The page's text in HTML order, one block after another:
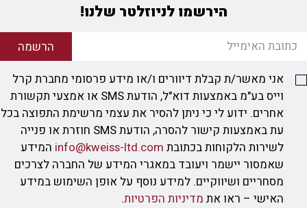
הירשמו לניוזלטר שלנו!
הרשמה
אני מאשר/ת קבלת דיוורים ו/או מידע פרסומי מחברת קרל
וייס בע"מ באמצעות דוא"ל, הודעת SMS או אמצעי תקשורת
אחרים. ידוע לי כי ניתן להסיר את עצמי מרשימת התפוצה בכל
עת באמצעות קישור להסרה, הודעת SMS חוזרת או פנייה
לשירות הלקוחות בכתובת info@kweiss-ltd.com המידע
שאמסור יישמר ויעובד במאגרי המידע של החברה לצרכים
מסחריים ושיווקיים. למידע נוסף על אופן השימוש במידע
האישי – ראו את מדיניות הפרטיות.